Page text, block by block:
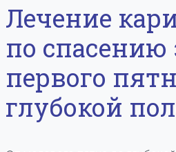
Лечение
по спасению
первого
глубокой